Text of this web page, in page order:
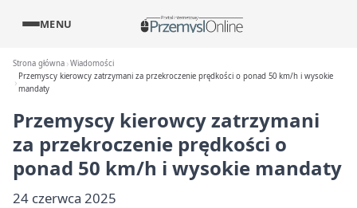
MENU
Strona główna Wiadomości
Przemyscy kierowcy zatrzymani za przekroczenie prędkości o ponad 50 km/h i wysokie
mandaty
Przemyscy kierowcy zatrzymani
za przekroczenie prędkości o
ponad 50 km/h i wysokie mandaty
24 czerwca 2025